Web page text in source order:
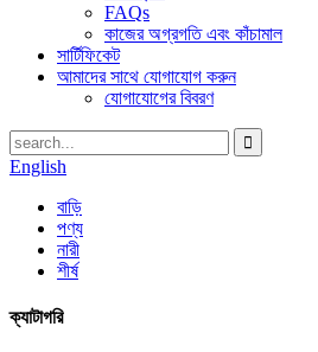
FAQs
কাজের অগ্রগতি এবং কাঁচামাল
সার্টিফিকেট
আমাদের সাথে যোগাযোগ করুন
যোগাযোগের বিবরণ
English
বাড়ি
পণ্য
নারী
শীর্ষ
ক্যাটাগরি